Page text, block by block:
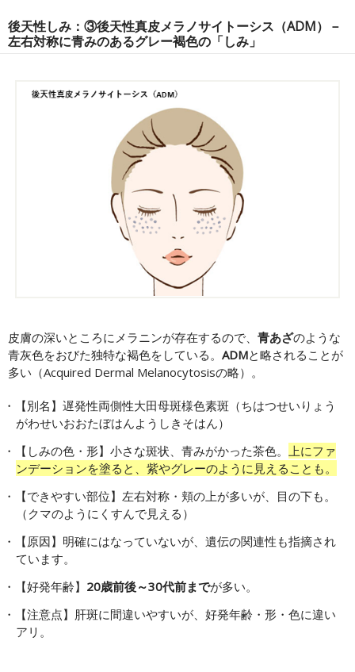
後天性しみ：③後天性真皮メラノサイトーシス（ADM）－
左右対称に青みのあるグレー褐色の「しみ」
皮膚の深いところにメラニンが存在するので、 青あざのような
青灰色をおびた独特な褐色をしている。 ADMと略されることが
多い（Acquired Dermal Melanocytosisの略）。
【別名】遅発性両側性大田母斑様色素斑（ちはつせいりょう
がわせいおおたぼはんようしきそはん）
【しみの色・形】小さな斑状、青みがかった茶色。 上にファ
ンデーションを塗ると、紫やグレーのように見えることも。
【できやすい部位】左右対称・頬の上が多いが、目の下も。
（クマのようにくすんで見える）
【原因】明確にはなっていないが、遺伝の関連性も指摘され
ています。
【好発年齢】 20歳前後～30代前までが多い。
【注意点】肝斑に間違いやすいが、好発年齢・形・色に違い
アリ。